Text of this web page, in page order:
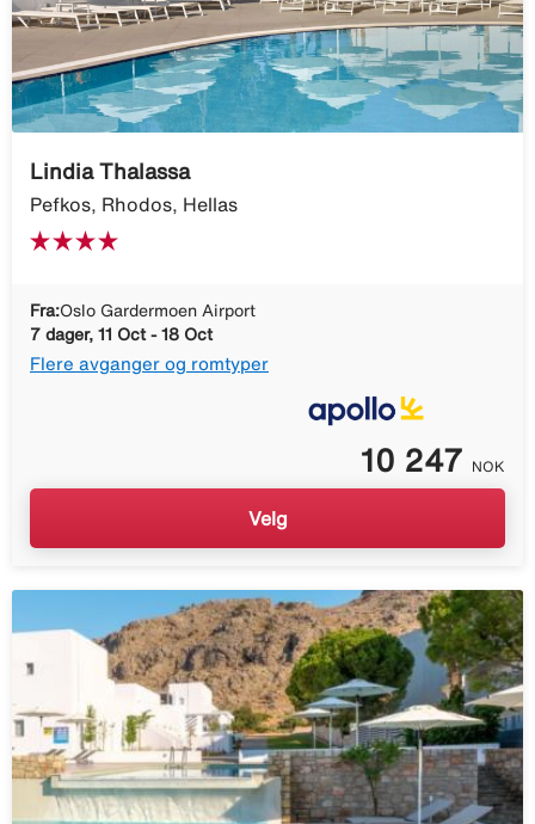
Lindia Thalassa
Pefkos, Rhodos, Hellas
Fra:Oslo Gardermoen Airport
7 dager, 11 Oct - 18 Oct
Flere avganger og romtyper
10 247 NOK
Velg